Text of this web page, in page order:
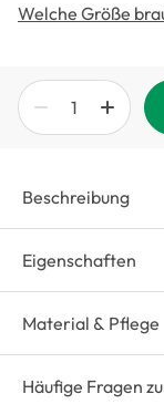
Welche Größe
Beschreibung
Eigenschaften
Material & Pflege
Häufige Fragen